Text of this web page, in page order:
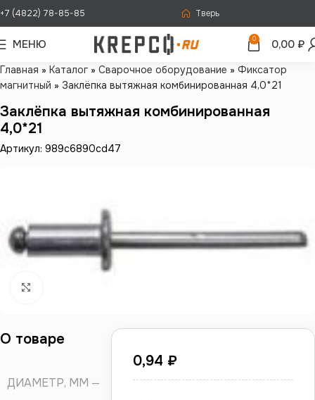
+7 (4822) 78-85-85 Тверь
МЕНЮ 0 0,00 ₽
Главная » Каталог » Сварочное оборудование » Фиксатор
магнитный » Заклёпка вытяжная комбинированная 4,0*21
Заклёпка вытяжная комбинированная
4,0*21
Артикул: 989c6890cd47
0,94 ₽
О товаре
ДИАМЕТР, ММ